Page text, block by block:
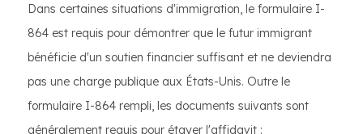
Dans certaines situations d'immigration, le formulaire I-
864 est requis pour démontrer que le futur immigrant
bénéficie d'un soutien financier suffisant et ne deviendra
pas une charge publique aux États-Unis. Outre le
formulaire I-864 rempli, les documents suivants sont
généralement requis pour étayer l'affidavit :